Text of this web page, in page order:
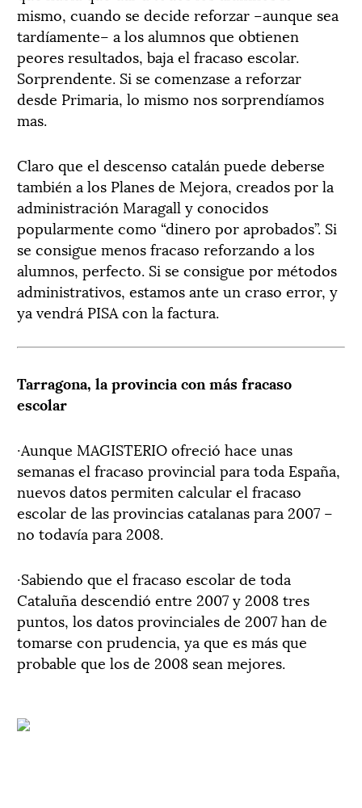
mismo, cuando se decide reforzar –aunque sea
tardíamente– a los alumnos que obtienen
peores resultados, baja el fracaso escolar.
Sorprendente. Si se comenzase a reforzar
desde Primaria, lo mismo nos sorprendíamos
mas.
Claro que el descenso catalán puede deberse
también a los Planes de Mejora, creados por la
administración Maragall y conocidos
popularmente como “dinero por aprobados”. Si
se consigue menos fracaso reforzando a los
alumnos, perfecto. Si se consigue por métodos
administrativos, estamos ante un craso error, y
ya vendrá PISA con la factura.
Tarragona, la provincia con más fracaso
escolar
·Aunque MAGISTERIO ofreció hace unas
semanas el fracaso provincial para toda España,
nuevos datos permiten calcular el fracaso
escolar de las provincias catalanas para 2007 –
no todavía para 2008.
·Sabiendo que el fracaso escolar de toda
Cataluña descendió entre 2007 y 2008 tres
puntos, los datos provinciales de 2007 han de
tomarse con prudencia, ya que es más que
probable que los de 2008 sean mejores.